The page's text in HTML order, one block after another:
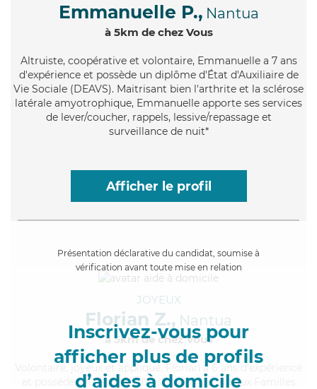
Emmanuelle P., Nantua
à 5km de chez Vous
Altruiste, coopérative et volontaire, Emmanuelle a 7 ans
d'expérience et possède un diplôme d'État d'Auxiliaire de
Vie Sociale (DEAVS). Maitrisant bien l'arthrite et la sclérose
latérale amyotrophique, Emmanuelle apporte ses services
de lever/coucher, rappels, lessive/repassage et
surveillance de nuit*
Afficher le profil
Présentation déclarative du candidat, soumise à
vérification avant toute mise en relation
Inscrivez-vous pour
afficher plus de profils
d’aides à domicile
JOYEUX
Florian Z., Nantua
à 5km de chez Vous
, joyeux et appliqué, Florian a 6 ans d'expérience
et possède un diplôme d'Assistante De Vie aux Familles